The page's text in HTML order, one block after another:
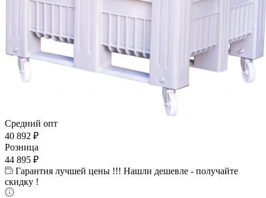
Средний опт
40 892 ₽
Розница
44 895 ₽
Гарантия лучшей цены !!! Нашли дешевле - получайте
скидку !